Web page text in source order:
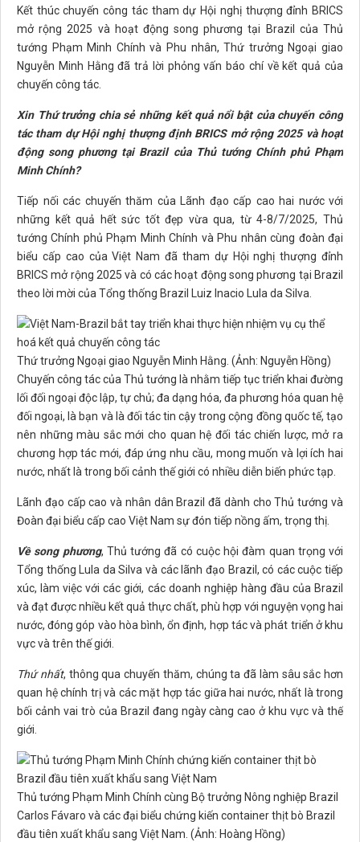
Kết thúc chuyến công tác tham dự Hội nghị thượng đỉnh BRICS
mở rộng 2025 và hoạt động song phương tại Brazil của Thủ
tướng Phạm Minh Chính và Phu nhân, Thứ trưởng Ngoại giao
Nguyễn Minh Hằng đã trả lời phỏng vấn báo chí về kết quả của
chuyến công tác.
Xin Thứ trưởng chia sẻ những kết quả nổi bật của chuyến công
tác tham dự Hội nghị thượng định BRICS mở rộng 2025 và hoạt
động song phương tại Brazil của Thủ tướng Chính phủ Phạm
Minh Chính?
Tiếp nối các chuyến thăm của Lãnh đạo cấp cao hai nước với
những kết quả hết sức tốt đẹp vừa qua, từ 4-8/7/2025, Thủ
tướng Chính phủ Phạm Minh Chính và Phu nhân cùng đoàn đại
biểu cấp cao của Việt Nam đã tham dự Hội nghị thượng đỉnh
BRICS mở rộng 2025 và có các hoạt động song phương tại Brazil
theo lời mời của Tổng thống Brazil Luiz Inacio Lula da Silva.
Thứ trưởng Ngoại giao Nguyễn Minh Hằng. (Ảnh: Nguyễn Hồng)
Chuyến công tác của Thủ tướng là nhằm tiếp tục triển khai đường
lối đối ngoại độc lập, tự chủ; đa dạng hóa, đa phương hóa quan hệ
đối ngoại, là bạn và là đối tác tin cậy trong cộng đồng quốc tế, tạo
nên những màu sắc mới cho quan hệ đối tác chiến lược, mở ra
chương hợp tác mới, đáp ứng nhu cầu, mong muốn và lợi ích hai
nước, nhất là trong bối cảnh thế giới có nhiều diễn biến phức tạp.
Lãnh đạo cấp cao và nhân dân Brazil đã dành cho Thủ tướng và
Đoàn đại biểu cấp cao Việt Nam sự đón tiếp nồng ấm, trọng thị.
Về song phương, Thủ tướng đã có cuộc hội đàm quan trọng với
Tổng thống Lula da Silva và các lãnh đạo Brazil, có các cuộc tiếp
xúc, làm việc với các giới, các doanh nghiệp hàng đầu của Brazil
và đạt được nhiều kết quả thực chất, phù hợp với nguyện vọng hai
nước, đóng góp vào hòa bình, ổn định, hợp tác và phát triển ở khu
vực và trên thế giới.
Thứ nhất, thông qua chuyến thăm, chúng ta đã làm sâu sắc hơn
quan hệ chính trị và các mặt hợp tác giữa hai nước, nhất là trong
bối cảnh vai trò của Brazil đang ngày càng cao ở khu vực và thế
giới.
Thủ tướng Phạm Minh Chính cùng Bộ trưởng Nông nghiệp Brazil
Carlos Fávaro và các đại biểu chứng kiến container thịt bò Brazil
đầu tiên xuất khẩu sang Việt Nam. (Ảnh: Hoàng Hồng)